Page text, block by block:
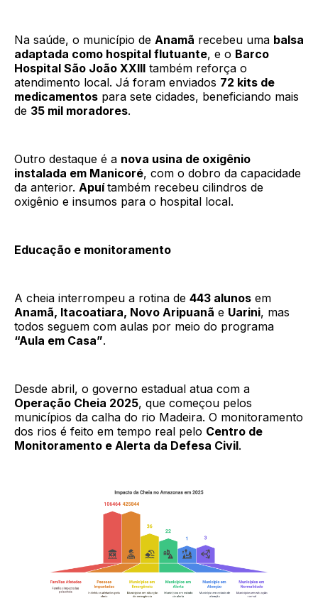
Na saúde, o município de Anamã recebeu uma balsa
adaptada como hospital flutuante, e o Barco
Hospital São João XXIII também reforça o
atendimento local. Já foram enviados 72 kits de
medicamentos para sete cidades, beneficiando mais
de 35 mil moradores.
Outro destaque é a nova usina de oxigênio
instalada em Manicoré, com o dobro da capacidade
da anterior. Apuítambém recebeu cilindros de
oxigênio e insumos para o hospital local.
Educação e monitoramento
A cheia interrompeu a rotina de 443 alunos em
Anamã, Itacoatiara, Novo Aripuanã e Uarini, mas
todos seguem com aulas por meio do programa
“Aula em Casa”.
Desde abril, o governo estadual atua com a
Operação Cheia 2025, que começou pelos
municípios da calha do rio Madeira. O monitoramento
dos rios é feito em tempo real pelo Centro de
Monitoramento e Alerta da Defesa Civil.